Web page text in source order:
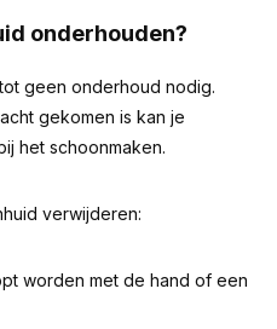
onderhouden?
geen onderhoud nodig.
gekomen is kan je
het schoonmaken.
verwijderen:
worden met de hand of een